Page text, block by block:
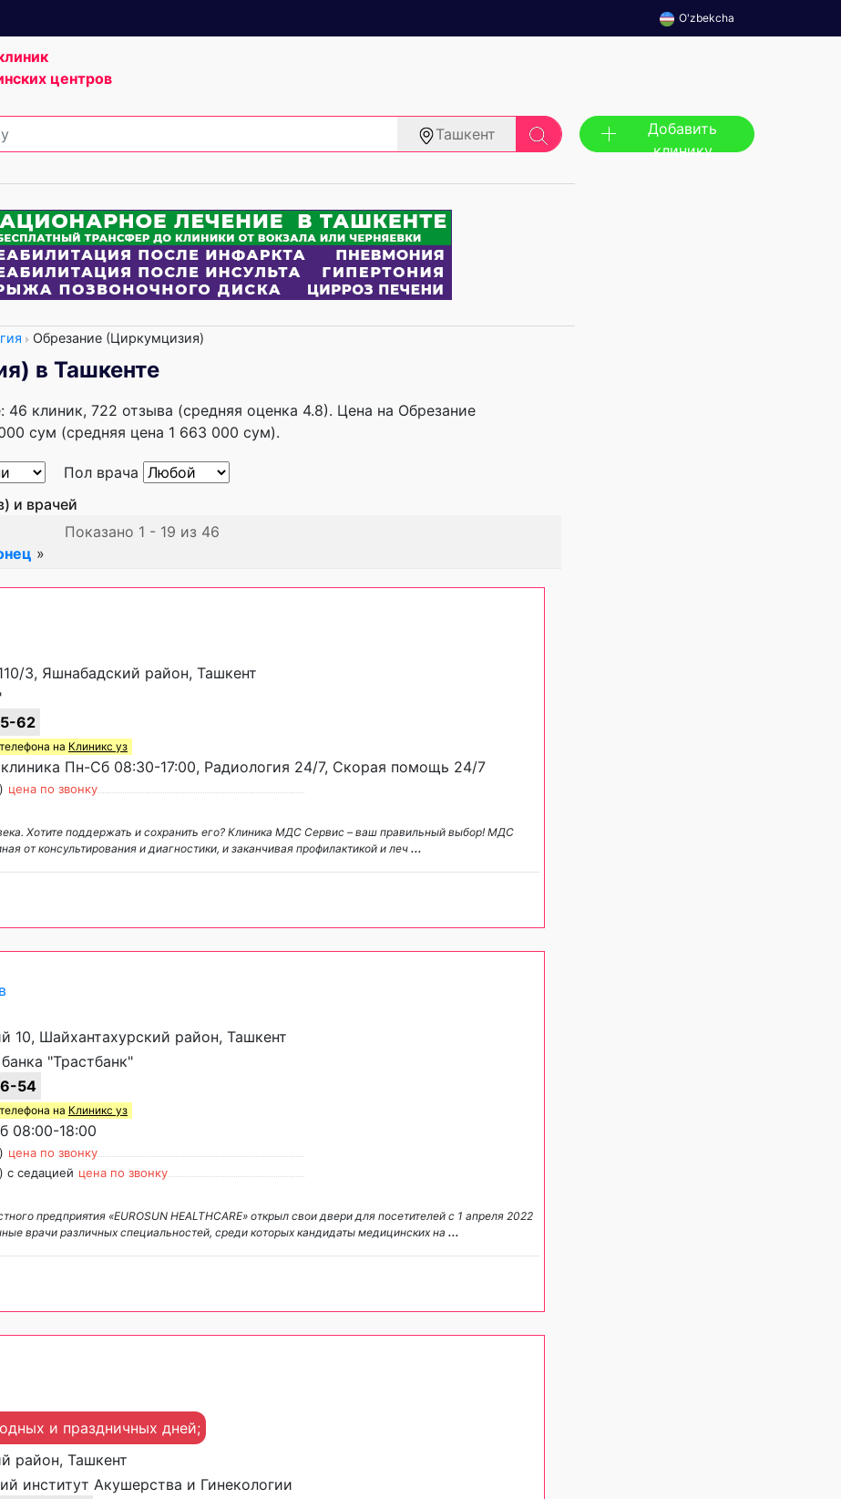
O'zbekcha
центров
Ташкент
Добавить
клинику
Обрезание (Циркумцизия)
в Ташкенте
клиник, 722 отзыва (средняя оценка 4.8). Цена на Обрезание
сум (средняя цена 1 663 000 сум).
Пол врача
и врачей
Показано 1 - 19 из 46
»
3, Яшнабадский район, Ташкент
62
на Клиникс уз
Пн-Сб 08:30-17:00, Радиология 24/7, Скорая помощь 24/7
цена по звонку
Хотите поддержать и сохранить его? Клиника МДС Сервис – ваш правильный выбор! МДС
от консультирования и диагностики, и заканчивая профилактикой и леч ...
10, Шайхантахурский район, Ташкент
"Трастбанк"
54
на Клиникс уз
08:00-18:00
цена по звонку
с седацией цена по звонку
предприятия «EUROSUN HEALTHCARE» открыл свои двери для посетителей с 1 апреля 2022
врачи различных специальностей, среди которых кандидаты медицинских на ...
и праздничных дней;
район, Ташкент
институт Акушерства и Гинекологии